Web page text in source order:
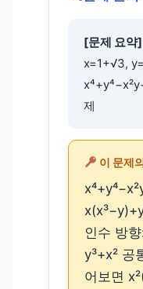
[문제 요약]
x=1+√3,
제
이 문제
인수 방
y³+x² 공
어보면